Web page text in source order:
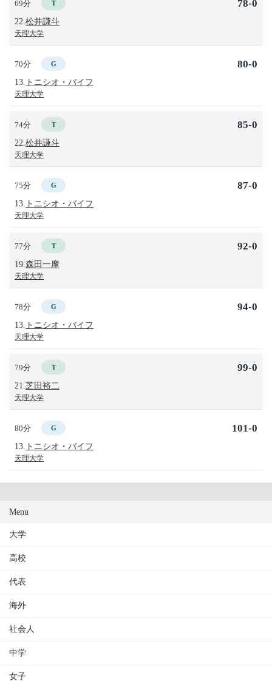
69分 T
22. 松井謙斗
天理大学
78-0
70分 G
13. トニシオ・バイフ
天理大学
80-0
74分 T
22. 松井謙斗
天理大学
85-0
75分 G
13. トニシオ・バイフ
天理大学
87-0
77分 T
19. 森田一摩
天理大学
92-0
78分 G
13. トニシオ・バイフ
天理大学
94-0
79分 T
21. 芝田裕二
天理大学
99-0
80分 G
13. トニシオ・バイフ
天理大学
101-0
Menu
大学
高校
代表
海外
社会人
中学
女子